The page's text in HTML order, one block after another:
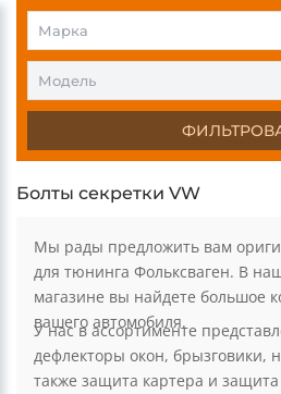
Марка
Модель
Болты секретки VW
Мы рады предложить вам
для тюнинга Фольксваген. В
магазине вы найдете большое
вашего автомобиля.
У нас в ассортименте
дефлекторы окон, брызговики,
также защита картера и